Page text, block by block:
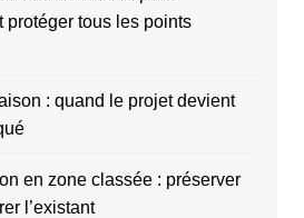
protéger tous les points
: quand le projet devient
en zone classée : préserver
l’existant